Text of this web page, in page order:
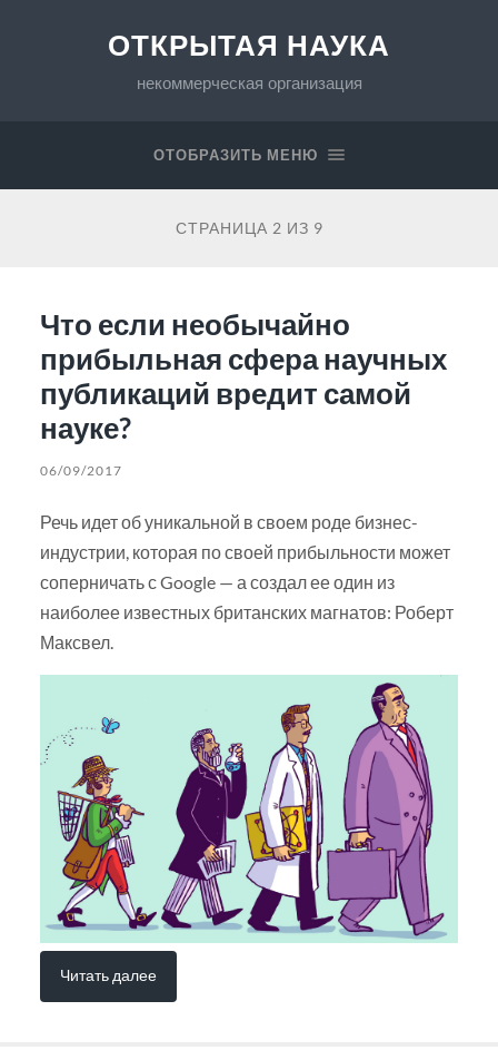
ОТКРЫТАЯ НАУКА
некоммерческая организация
ОТОБРАЗИТЬ МЕНЮ
СТРАНИЦА 2 ИЗ 9
Что если необычайно
прибыльная сфера научных
публикаций вредит самой
науке?
06/09/2017
Речь идет об уникальной в своем роде бизнес-
индустрии, которая по своей прибыльности может
соперничать с Google — а создал ее один из
наиболее известных британских магнатов: Роберт
Максвел.
Читать далее